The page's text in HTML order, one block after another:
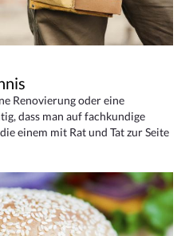
Renovierung oder eine
dass man auf fachkundige
einem mit Rat und Tat zur Seite